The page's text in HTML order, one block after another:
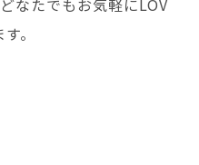
なたでもお気軽にLOV
。